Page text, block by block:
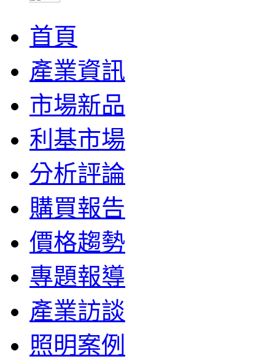
首頁
產業資訊
市場新品
利基市場
分析評論
購買報告
價格趨勢
專題報導
產業訪談
照明案例